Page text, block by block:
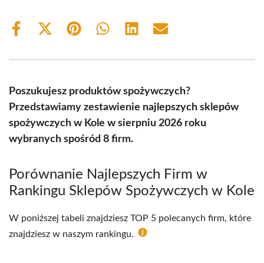
Share
Share
(Twitter)
Share Share Share Share
Poszukujesz produktów spożywczych?
Przedstawiamy zestawienie najlepszych sklepów
spożywczych w Kole w sierpniu 2026 roku
wybranych spośród 8 firm.
Porównanie Najlepszych Firm w
Rankingu Sklepów Spożywczych w Kole
W poniższej tabeli znajdziesz TOP 5 polecanych firm, które
znajdziesz w naszym rankingu.